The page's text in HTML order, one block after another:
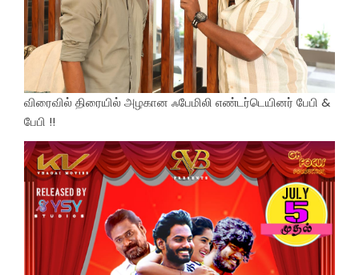
விரைவில் திரையில் அழகான ஃபேமிலி எண்டர்டெயினர் பேபி &
பேபி !!